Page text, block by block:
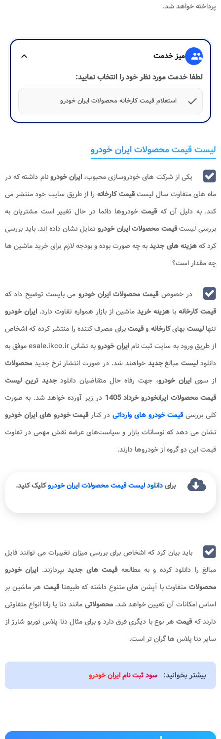
پرداخته خواهد شد.
group میز خدمت
expand_more
لطفا خدمت مورد نظر خود را انتخاب نمایید:
check
استعلام قیمت کارخانه محصولات ایران خودرو
لیست قیمت محصولات ایران خودرو
یکی از شرکت های خودروسازی محبوب،ایران خودرونام داشته که در
ماه های متفاوت سال لیستقیمت کارخانه را از طریق سایت خود منتشر می
کند. به دلیل آن کهقیمت خودروها دائما در حال تغییر است مشتریان به
بررسی لیستقیمت محصولات ایران خودروتمایل نشان داده اند. باید بررسی
کرد کههزینه های جدیدبه چه صورت بوده و بودجه لازم برای خرید ماشین ها
چه مقدار است؟
در خصوصقیمت محصولات ایران خودرو می بایست توضیح داد که
قیمت کارخانه با هزینه خرید ماشین از بازار همواره تفاوت دارد. ایران خودرو
تنهالیست بهایکارخانه وقیمتبرای مصرف کننده را منتشر کرده که اشخاص
از طریق ورود به سایت ثبت نامایران خودرو
به نشانی esale.ikco.ir موفق به
دانلود لیست مبالغجدیدخواهند شد. در صورت انتشار نرخ جدید محصولات
از سوی ایران خودرو، جهت رفاه حال متقاضیان دانلودجدید ترین لیست
قیمت محصولات ایرانخودرو خرداد1405
در زیر آورده خواهد شد. به صورت
کلی بررسیقیمت خودرو های وارداتی در کنارقیمت خودرو های ایران خودرو
نشان می‌ دهد که نوسانات بازار و سیاست‌های عرضه نقش مهمی در تفاوت
قیمت این دو گروه از خودروها دارند.
برایدانلود لیست قیمت محصولات ایران خودروکلیک کنید.
باید بیان کرد که اشخاص برای بررسی میزان تغییرات می توانند فایل
مبالغ را دانلود کرده و به مطالعهقیمت های جدیدبپردازند. ایران خودرو
محصولات متفاوت با آپشن های متنوع داشته که طبیعتاقیمت هر ماشین بر
اساس امکانات آن تعیین خواهد شد.محصولاتی مانند دنا یا رانا انواع متفاوتی
دارند کهقیمت هر نوع با دیگری فرق دارد و برای مثال دنا پلاس توربو شارژ از
سایر دنا پلاس ها گران تر است.
بیشتر بخوانید: سود ثبت نام ایران خودرو